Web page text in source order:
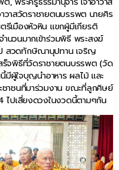
าวาสวัดราชายตนบรรพต นายศิร
เมืองหัวหิน แขกผู้มีเกียรติ
นวนมากเข้าร่วมพิธี พระสงฆ์
สวดทักษิณานุปทาน เจริญ
ร็จพิธีที่วัดราชายตนบรรพต (วัด
มีผู้ใจบุญนำอาหาร ผลไม้ และ
ชาชนที่มาร่วมงาน ขณะที่ลูกศิษย์
ไปเสี่ยงดวงในงวดนี้ตามๆกัน